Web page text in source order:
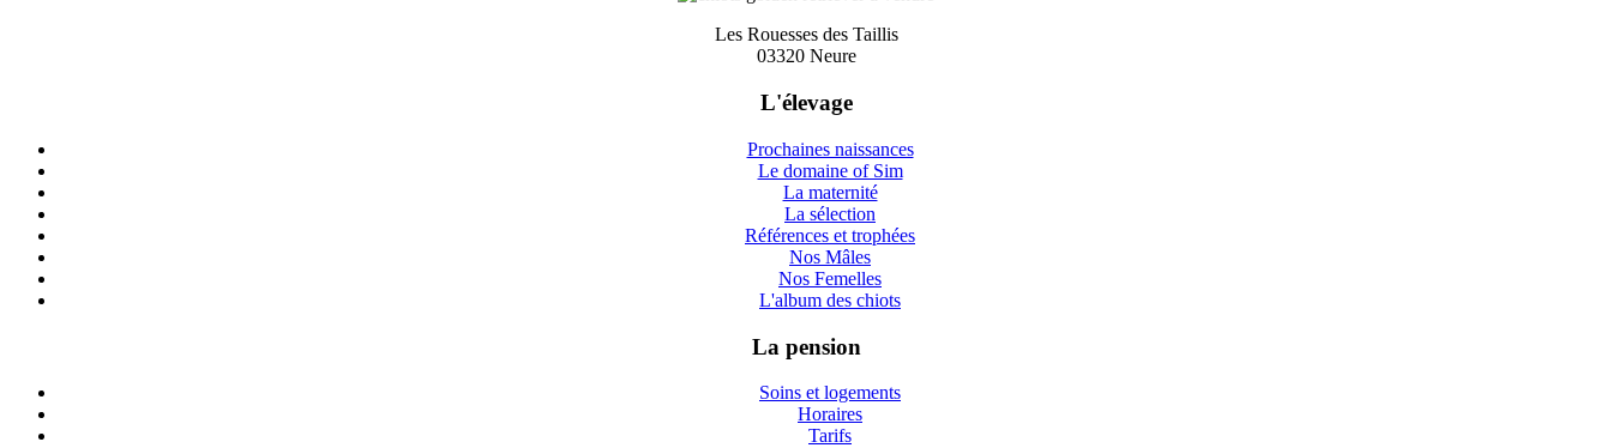
Les Rouesses des Taillis
03320 Neure
L'élevage
Prochaines naissances
Le domaine of Sim
La maternité
La sélection
Références et trophées
Nos Mâles
Nos Femelles
L'album des chiots
La pension
Soins et logements
Horaires
Tarifs